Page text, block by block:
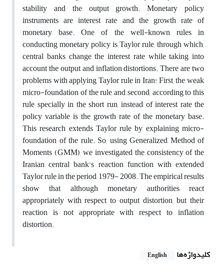
stability and the output growth. Monetary policy
instruments are interest rate and the growth rate of
monetary base. One of the well-known rules in
conducting monetary policy is Taylor rule, through which,
central banks change the interest rate while taking into
account the output and inflation distortions. There are two
problems with applying Taylor rule in Iran: First, the weak
micro-foundation of the rule and second, according to this
rule specially in the short run, instead of interest rate the
policy variable is the growth rate of the monetary base.
This research extends Taylor rule by explaining micro-
foundation of the rule. So, using Generalized Method of
Moments (GMM), we investigated the consistency of the
Iranian central bank’s reaction function with extended
Taylor rule in the period 1979- 2008. The empirical results
show that although monetary authorities react
appropriately with respect to output distortion, but their
reaction is not appropriate with respect to inflation
distortion.
کلیدواژه‌ها
English